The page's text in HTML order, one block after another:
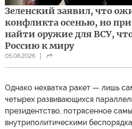
Зеленский заявил, что
конфликта осенью, но
найти оружие для ВСУ,
Россию к миру
05.08.2026
Однако нехватка ракет — лишь
четырех развивающихся
президентство, потрясенное
внутриполитическими